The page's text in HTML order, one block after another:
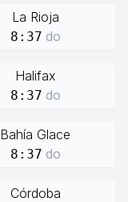
La Rioja
8:37 do
Halifax
8:37 do
Bahía Glace
8:37 do
Córdoba